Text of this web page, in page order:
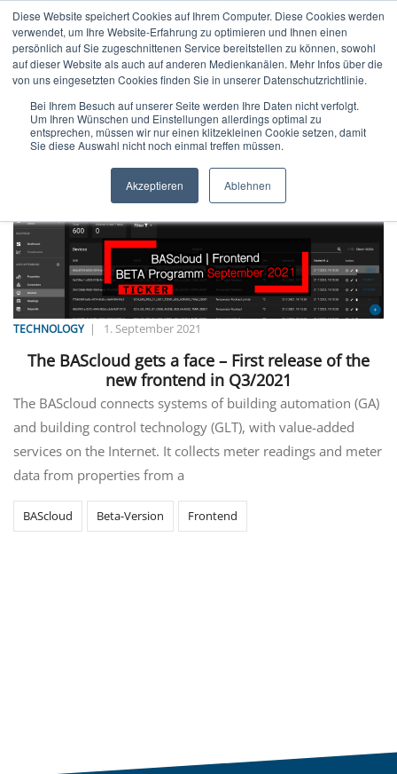
Diese Website speichert Cookies auf Ihrem Computer. Diese Cookies werden
verwendet, um Ihre Website-Erfahrung zu optimieren und Ihnen einen
persönlich auf Sie zugeschnittenen Service bereitstellen zu können, sowohl
auf dieser Website als auch auf anderen Medienkanälen. Mehr Infos über die
von uns eingesetzten Cookies finden Sie in unserer Datenschutzrichtlinie.
Bei Ihrem Besuch auf unserer Seite werden Ihre Daten nicht verfolgt.
Um Ihren Wünschen und Einstellungen allerdings optimal zu
entsprechen, müssen wir nur einen klitzekleinen Cookie setzen, damit
Sie diese Auswahl nicht noch einmal treffen müssen.
Akzeptieren Ablehnen
Home / Posts tagged "Beta-Version"
TECHNOLOGY| 1. September 2021
The BAScloud gets a face – First release of the
new frontend in Q3/2021
The BAScloud connects systems of building automation (GA)
and building control technology (GLT), with value-added
services on the Internet. It collects meter readings and meter
data from properties from a
BAScloud Beta-Version Frontend